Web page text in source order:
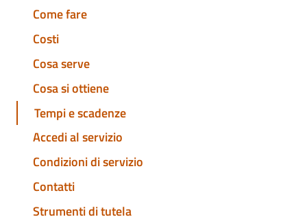
Come fare
Costi
Cosa serve
Cosa si ottiene
Tempi e scadenze
Accedi al servizio
Condizioni di servizio
Contatti
Strumenti di tutela